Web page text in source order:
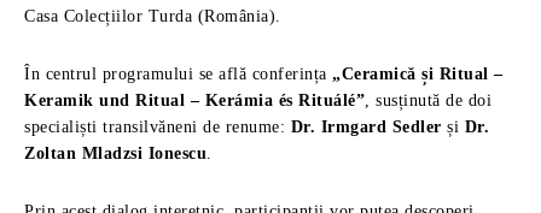
Casa Colecțiilor Turda (România).
În centrul programului se află conferința „Ceramică și Ritual –
Keramik und Ritual – Kerámia és Rituálé”, susținută de doi
specialiști transilvăneni de renume: Dr. Irmgard Sedler și Dr.
Zoltan Mladzsi Ionescu.